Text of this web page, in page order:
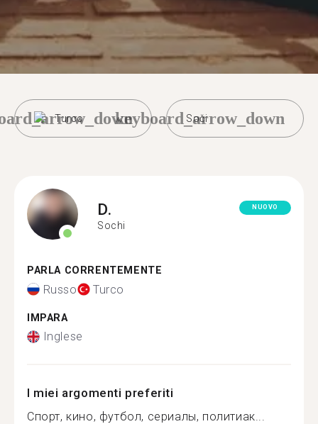
Turco Soči
keyboard_arrow_down
D.
Sochi
NUOVO
PARLA CORRENTEMENTE
Russo Turco
IMPARA
Inglese
I miei argomenti preferiti
Спорт, кино, футбол, сериалы, политиак...